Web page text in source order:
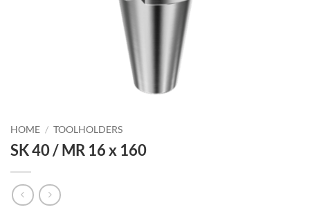
HOME / TOOLHOLDERS
SK 40 / MR 16 x 160